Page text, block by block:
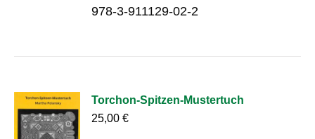
978-3-911129-02-2
Torchon-Spitzen-Mustertuch
25,00€